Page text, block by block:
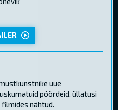
uue
pöördeid, üllatusi
nähtud.